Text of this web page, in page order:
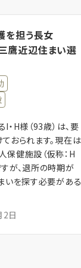
を担う長女
鷹近辺住まい選
H様（93歳）は、要
おられます。現在は
健施設（仮称：H
が、退所の時期が
いを探す必要があ
2日